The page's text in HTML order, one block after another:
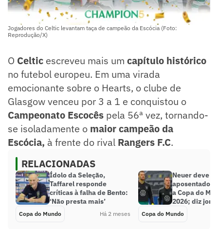
Jogadores do Celtic levantam taça de campeão da Escócia (Foto:
Reprodução/X)
O Celtic escreveu mais um capítulo histórico
no futebol europeu. Em uma virada
emocionante sobre o Hearts, o clube de
Glasgow venceu por 3 a 1 e conquistou o
Campeonato Escocês pela 56ª vez, tornando-
se isoladamente o maior campeão da
Escócia, à frente do rival Rangers F.C.
RELACIONADAS
Ídolo da Seleção,
Taffarel responde
críticas à falha de Bento:
‘Não presta mais’
Copa do Mundo Há 2 meses
Neuer deve
a Copa do
2026; diz
Copa do Mundo